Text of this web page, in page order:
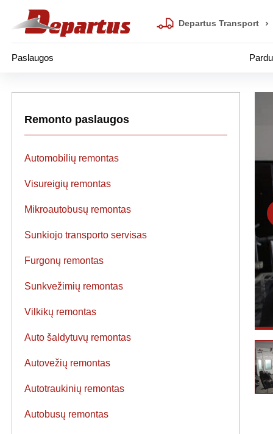
Departus Transport
Paslaugos
Remonto paslaugos
Automobilių remontas
Visureigių remontas
Mikroautobusų remontas
Sunkiojo transporto servisas
Furgonų remontas
Sunkvežimių remontas
Vilkikų remontas
Auto šaldytuvų remontas
Autovežių remontas
Autotraukinių remontas
Autobusų remontas